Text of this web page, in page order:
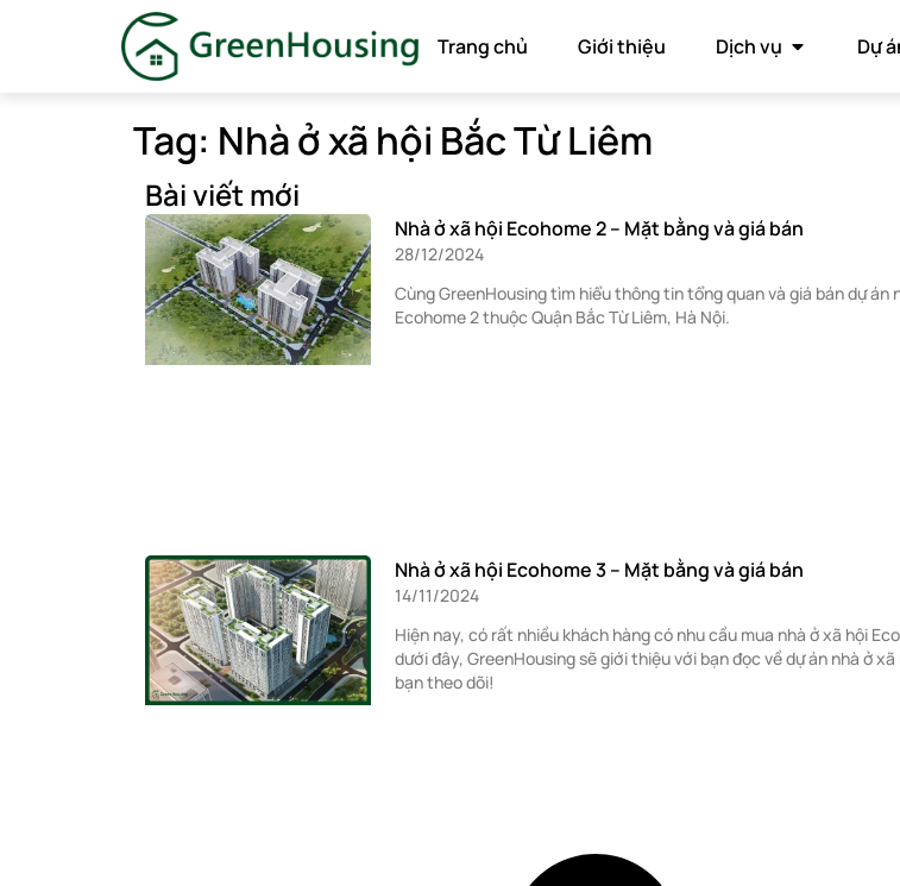
Trang chủ Giới thiệu Dịch vụ Dự
Tag: Nhà ở xã hội Bắc Từ Liêm
Bài viết mới
Nhà ở xã hội Ecohome 2 – Mặt bằng và giá bán
28/12/2024
Cùng GreenHousing tìm hiểu thông tin tổng quan và giá bán dự án
Ecohome 2 thuộc Quận Bắc Từ Liêm, Hà Nội.
Nhà ở xã hội Ecohome 3 – Mặt bằng và giá bán
14/11/2024
Hiện nay, có rất nhiều khách hàng có nhu cầu mua nhà ở xã hội
dưới đây, GreenHousing sẽ giới thiệu với bạn đọc về dự án nhà ở
bạn theo dõi!